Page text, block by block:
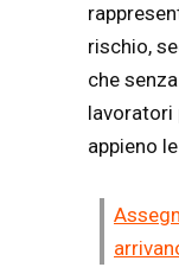
rischio,
che
lavoratori
appieno